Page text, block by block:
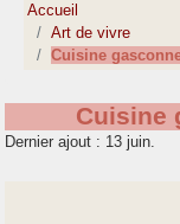
Accueil
Art de vivre
Cuisine
Cuisine
Dernier ajout : 13 juin.